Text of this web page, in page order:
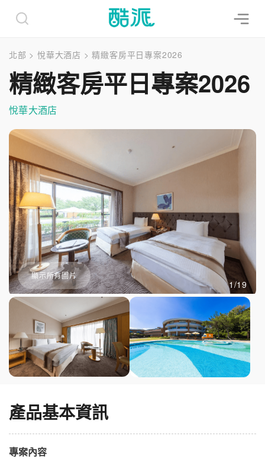
北部 >悅華大酒店 >精緻客房平日專案2026
精緻客房平日專案2026
悅華大酒店
顯示所有圖片
1/19
產品基本資訊
專案內容